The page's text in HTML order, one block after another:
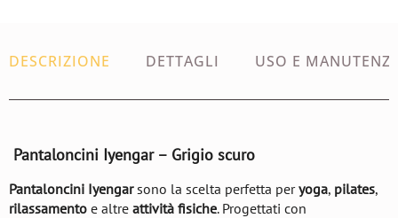
DESCRIZIONE DETTAGLI USO E
Pantaloncini Iyengar – Grigio scuro
Pantaloncini Iyengarsono la scelta perfetta peryoga, pilates,
rilassamento e altre attività fisiche. Progettati con